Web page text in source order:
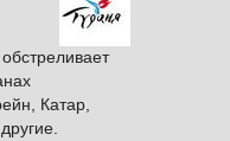
Катар,